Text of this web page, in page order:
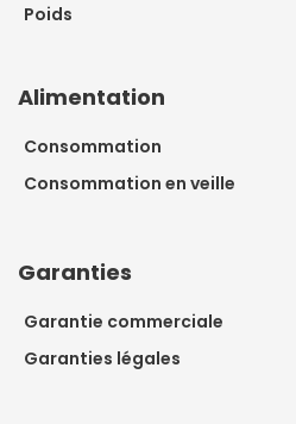
Poids
Alimentation
Consommation
Consommation en veille
Garanties
Garantie commerciale
Garanties légales